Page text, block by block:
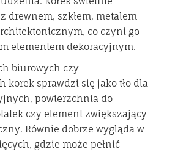
drewnem, szkłem, metalem
co czyni go
elementem dekoracyjnym.
biurowych czy
korek sprawdzi się jako tło dla
powierzchnia do
czy element zwiększający
Równie dobrze wygląda w
gdzie może pełnić